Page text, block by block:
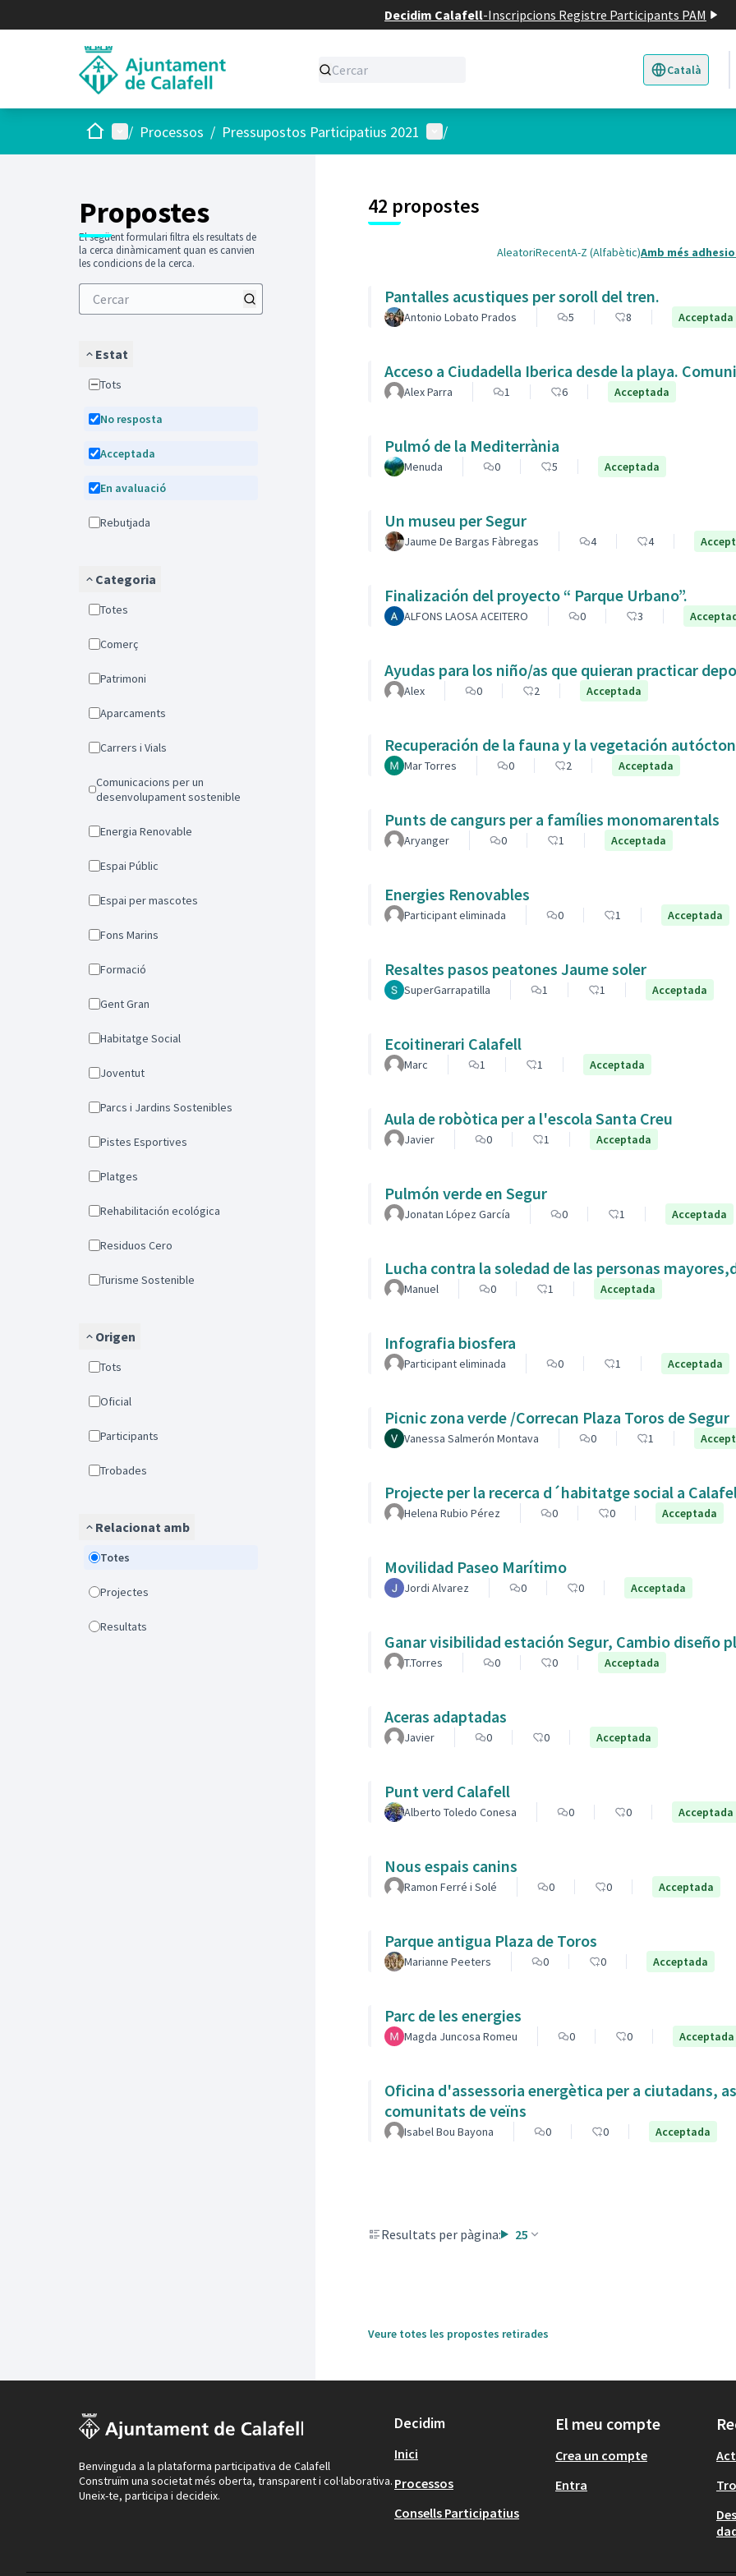
Decidim Calafell-Inscripcions Registre Participants PAM
Català
Triar la llengua
Inici Menú principal
/ Processos / Pressupostos Participatius 2021 Menú d'usuari
/
Propostes
El següent formulari filtra els resultats de
la cerca dinàmicament quan es canvien
les condicions de la cerca.
Estat
Tots
No resposta
Acceptada
En avaluació
Rebutjada
Categoria
Totes
Comerç
Patrimoni
Aparcaments
Carrers i Vials
Comunicacions per un
desenvolupament sostenible
Energia Renovable
Espai Públic
Espai per mascotes
Fons Marins
Formació
Gent Gran
Habitatge Social
Joventut
Parcs i Jardins Sostenibles
Pistes Esportives
Platges
Rehabilitación ecológica
Residuos Cero
Turisme Sostenible
Origen
Tots
Oficial
Participants
Trobades
Relacionat amb
Totes
Projectes
Resultats
3
42 propostes
AleatoriRecentA-Z (Alfabètic)Amb més
Pantalles acustiques per soroll del tren.
Antonio Lobato Prados 5 8 Acceptada
Acceso a Ciudadella Iberica desde la playa.
Alex Parra 1 6 Acceptada
Pulmó de la Mediterrània
Menuda 0 5 Acceptada
Un museu per Segur
Jaume De Bargas Fàbregas 4 4
Finalización del proyecto “ Parque Urbano”.
ALFONS LAOSA ACEITERO 0 3
Ayudas para los niño/as que quieran practicar
Alex 0 2 Acceptada
Recuperación de la fauna y la vegetación
Mar Torres 0 2 Acceptada
Punts de cangurs per a famílies monomarentals
Aryanger 0 1 Acceptada
Energies Renovables
Participant eliminada 0 1 Acceptada
Resaltes pasos peatones Jaume soler
SuperGarrapatilla 1 1 Acceptada
Ecoitinerari Calafell
Marc 1 1 Acceptada
Aula de robòtica per a l'escola Santa Creu
Javier 0 1 Acceptada
Pulmón verde en Segur
Jonatan López García 0 1 Acceptada
Lucha contra la soledad de las personas
Manuel 0 1 Acceptada
Infografia biosfera
Participant eliminada 0 1 Acceptada
Picnic zona verde /Correcan Plaza Toros de Segur
Vanessa Salmerón Montava 0 1
Projecte per la recerca d´habitatge social a
Helena Rubio Pérez 0 0 Acceptada
Movilidad Paseo Marítimo
Jordi Alvarez 0 0 Acceptada
Ganar visibilidad estación Segur, Cambio diseño
T.Torres 0 0 Acceptada
Aceras adaptadas
Javier 0 0 Acceptada
Punt verd Calafell
Alberto Toledo Conesa 0 0 Acceptada
Nous espais canins
Ramon Ferré i Solé 0 0 Acceptada
Parque antigua Plaza de Toros
Marianne Peeters 0 0 Acceptada
Parc de les energies
Magda Juncosa Romeu 0 0 Acceptada
Oficina d'assessoria energètica per a ciutadans,
comunitats de veïns
Isabel Bou Bayona 0 0 Acceptada
Resultats per pàgina: 25
Veure totes les propostes retirades
Benvinguda a la plataforma participativa de Calafell
Construïm una societat més oberta, transparent i col·laborativa.
Uneix-te, participa i decideix.
Decidim
Inici
Processos
Consells Participatius
El meu compte
Crea un compte
Entra